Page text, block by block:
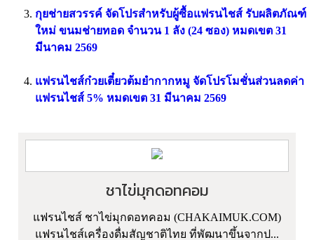
กุยช่ายสวรรค์ จัดโปรสำหรับผู้ซื้อแฟรนไชส์ รับผลิตภัณฑ์
ใหม่ ขนมช่ายทอด จำนวน 1 ลัง (24 ซอง) หมดเขต 31
มีนาคม 2569
แฟรนไชส์ก๋วยเตี๋ยวต้มยำกากหมู จัดโปรโมชั่นส่วนลดค่า
แฟรนไชส์ 5% หมดเขต 31 มีนาคม 2569
ชาไข่มุกดอทคอม
แฟรนไชส์ ชาไข่มุกดอทคอม (CHAKAIMUK.COM)
แฟรนไชส์เครื่องดื่มสัญชาติไทย ที่พัฒนาขึ้นจากป...